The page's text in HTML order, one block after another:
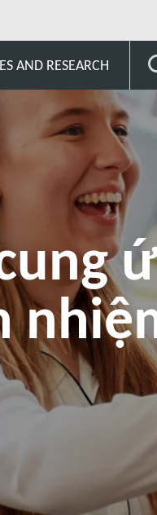
AND RESEARCH